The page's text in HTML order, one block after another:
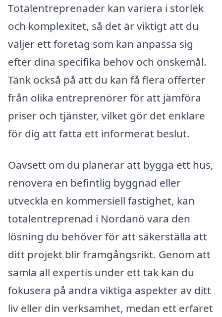
Totalentreprenader kan variera i storlek
och komplexitet, så det är viktigt att du
väljer ett företag som kan anpassa sig
efter dina specifika behov och önskemål.
Tänk också på att du kan få flera offerter
från olika entreprenörer för att jämföra
priser och tjänster, vilket gör det enklare
för dig att fatta ett informerat beslut.
Oavsett om du planerar att bygga ett hus,
renovera en befintlig byggnad eller
utveckla en kommersiell fastighet, kan
totalentreprenad i Nordanö vara den
lösning du behöver för att säkerställa att
ditt projekt blir framgångsrikt. Genom att
samla all expertis under ett tak kan du
fokusera på andra viktiga aspekter av ditt
liv eller din verksamhet, medan ett erfaret